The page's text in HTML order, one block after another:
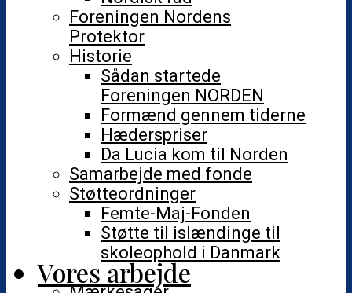
Foreningen Nordens
Protektor
Historie
Sådan startede
Foreningen NORDEN
Formænd gennem tiderne
Hæderspriser
Da Lucia kom til Norden
Samarbejde med fonde
Støtteordninger
Femte-Maj-Fonden
Støtte til islændinge til
skoleophold i Danmark
Vores arbejde